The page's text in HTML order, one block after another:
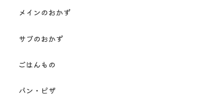
メインのおかず
サブのおかず
ごはんもの
パン・ピザ